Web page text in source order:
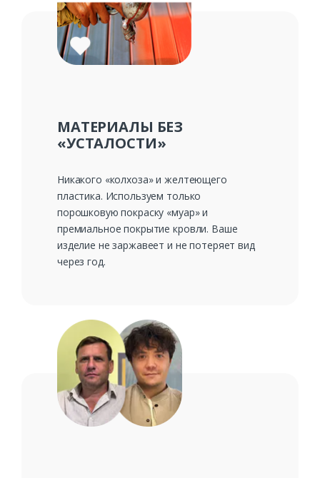
МАТЕРИАЛЫ БЕЗ
«УСТАЛОСТИ»
Никакого «колхоза» и желтеющего
пластика. Используем только
порошковую покраску «муар» и
премиальное покрытие кровли. Ваше
изделие не заржавеет и не потеряет вид
через год.